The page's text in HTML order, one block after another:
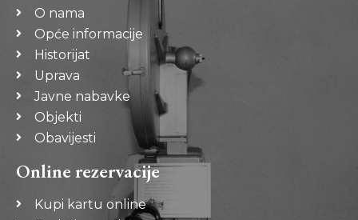
O nama
Opće informacije
Historijat
Uprava
Javne nabavke
Objekti
Obavijesti
Online rezervacije
Kupi kartu online